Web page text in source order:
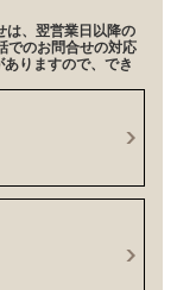
は、翌営業日以降の
でのお問合せの対応
りますので、でき